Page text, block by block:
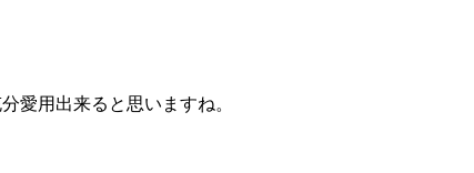
愛用出来ると思いますね。